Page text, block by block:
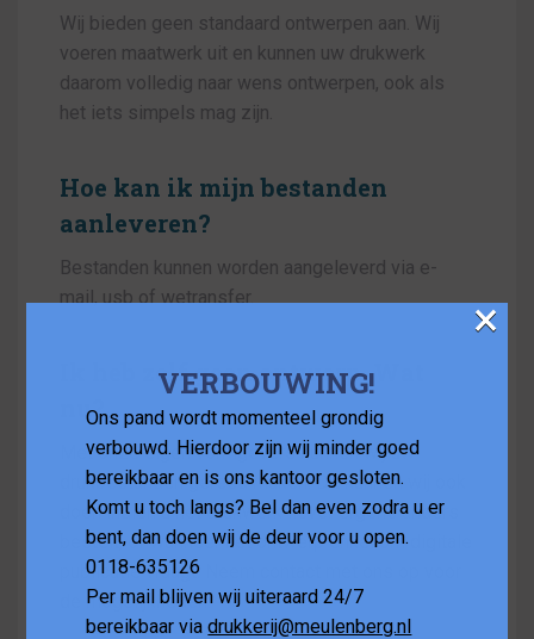
Wij bieden geen standaard ontwerpen aan. Wij
voeren maatwerk uit en kunnen uw drukwerk
daarom volledig naar wens ontwerpen, ook als
het iets simpels mag zijn.
Hoe kan ik mijn bestanden
aanleveren?
Bestanden kunnen worden aangeleverd via e-
mail, usb of wetransfer.
Ik heb zelf geen ontwerp. Wat
nu?
Met onze eigen vormgevers kunnen wij uw
drukbestanden gereed maken. Dit kunnen wij ook
doen indien u het drukwerk liever ergens anders
bestelt, of wanneer het ontwerp enkel om digitale
publicatie vraagt. Neem contact met ons op voor
de mogelijkheden.
VERBOUWING!
Ons pand wordt momenteel grondig
verbouwd. Hierdoor zijn wij minder goed
bereikbaar en is ons kantoor gesloten.
Komt u toch langs? Bel dan even zodra u er
bent, dan doen wij de deur voor u open.
0118-635126
Per mail blijven wij uiteraard 24/7
bereikbaar viadrukkerij@meulenberg.nl
×